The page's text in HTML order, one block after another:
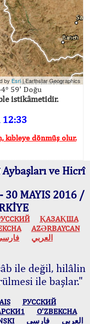
by Esri|Earthstar Geographics
59' Doğu
istikâmetidir.
12:33
kıbleye dönmüş olur.
ve Hicrî
30 MAYIS 2016 /
ҚАЗАҚША
AZӘRBAYCAN
العربي
ile değil, hilâlin
ile başlar."
РУССКИЙ
O’ZBEKCHA
العربي فارسی